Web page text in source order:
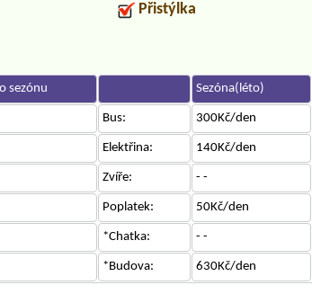
Přistýlka
sezónu Sezóna(léto)
Bus: 300Kč/den
Elektřina: 140Kč/den
Zvíře: - -
Poplatek: 50Kč/den
*Chatka: - -
*Budova: 630Kč/den